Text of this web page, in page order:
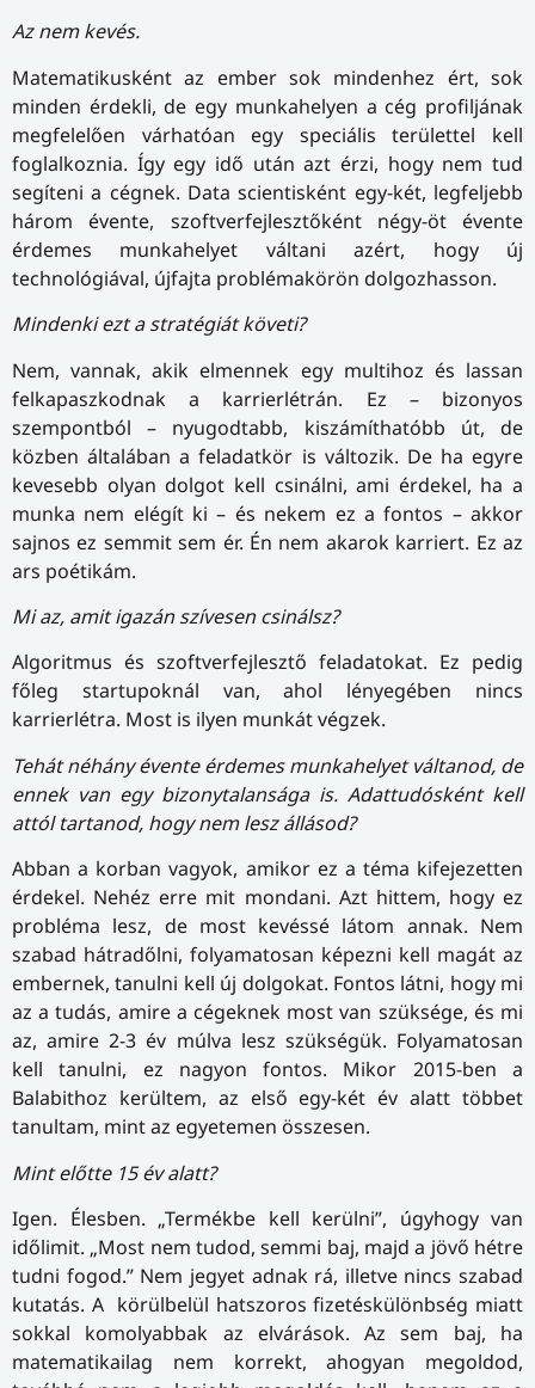
Az nem kevés.
Matematikusként az ember sok mindenhez ért, sok
minden érdekli, de egy munkahelyen a cég profiljának
megfelelően várhatóan egy speciális területtel kell
foglalkoznia. Így egy idő után azt érzi, hogy nem tud
segíteni a cégnek. Data scientisként egy-két, legfeljebb
három évente, szoftverfejlesztőként négy-öt évente
érdemes munkahelyet váltani azért, hogy új
technológiával, újfajta problémakörön dolgozhasson.
Mindenki ezt a stratégiát követi?
Nem, vannak, akik elmennek egy multihoz és lassan
felkapaszkodnak a karrierlétrán. Ez – bizonyos
szempontból – nyugodtabb, kiszámíthatóbb út, de
közben általában a feladatkör is változik. De ha egyre
kevesebb olyan dolgot kell csinálni, ami érdekel, ha a
munka nem elégít ki – és nekem ez a fontos – akkor
sajnos ez semmit sem ér. Én nem akarok karriert. Ez az
ars poétikám.
Mi az, amit igazán szívesen csinálsz?
Algoritmus és szoftverfejlesztő feladatokat. Ez pedig
főleg startupoknál van, ahol lényegében nincs
karrierlétra. Most is ilyen munkát végzek.
Tehát néhány évente érdemes munkahelyet váltanod, de
ennek van egy bizonytalansága is. Adattudósként kell
attól tartanod, hogy nem lesz állásod?
Abban a korban vagyok, amikor ez a téma kifejezetten
érdekel. Nehéz erre mit mondani. Azt hittem, hogy ez
probléma lesz, de most kevéssé látom annak. Nem
szabad hátradőlni, folyamatosan képezni kell magát az
embernek, tanulni kell új dolgokat. Fontos látni, hogy mi
az a tudás, amire a cégeknek most van szüksége, és mi
az, amire 2-3 év múlva lesz szükségük. Folyamatosan
kell tanulni, ez nagyon fontos. Mikor 2015-ben a
Balabithoz kerültem, az első egy-két év alatt többet
tanultam, mint az egyetemen összesen.
Mint előtte 15 év alatt?
Igen. Élesben. „Termékbe kell kerülni”, úgyhogy van
időlimit. „Most nem tudod, semmi baj, majd a jövő hétre
tudni fogod.” Nem jegyet adnak rá, illetve nincs szabad
kutatás. A körülbelül hatszoros fizetéskülönbség miatt
sokkal komolyabbak az elvárások. Az sem baj, ha
matematikailag nem korrekt, ahogyan megoldod,